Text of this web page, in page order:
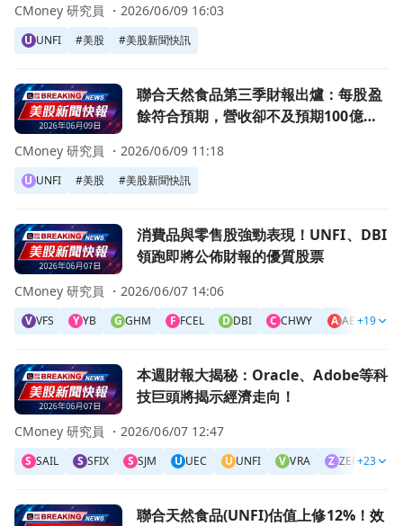
U UNFI #美股 #美股新聞快訊
CMoney 研究員 ・2026/06/09 16:03
前往聯合天然食品第三季財報出爐：每股盈餘符合預期，營
聯合天然食品第三季財報出爐：每股盈
餘符合預期，營收卻不及預期100億美
U UNFI #美股 #美股新聞快訊
CMoney 研究員 ・2026/06/09 11:18
前往消費品與零售股強勁表現！UNFI、DBI 領跑即將公佈財
消費品與零售股強勁表現！UNFI、DBI
領跑即將公佈財報的優質股票
V VFS Y YB G GHM F FCEL D DBI C CHWY A AEMD
+19
CMoney 研究員 ・2026/06/07 14:06
前往本週財報大揭秘：Oracle、Adobe等科技巨頭將揭示經
本週財報大揭秘：Oracle、Adobe等科
技巨頭將揭示經濟走向！
S SAIL S SFIX S SJM U UEC U UNFI V VRA Z ZEPP D
+23
CMoney 研究員 ・2026/06/07 12:47
前往聯合天然食品(UNFI)估值上修12%！效率與網路最佳化
聯合天然食品(UNFI)估值上修12%！效